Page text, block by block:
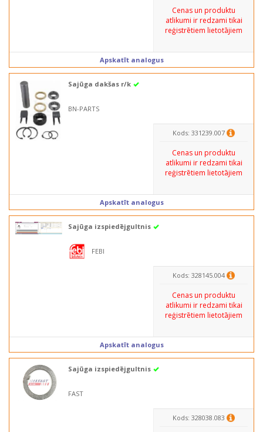
Cenas un produktu
atlikumi ir redzami tikai
reģistrētiem lietotājiem
Apskatīt analogus
Sajūga dakšas r/k
BN-PARTS
Kods: 331239.007
Cenas un produktu
atlikumi ir redzami tikai
reģistrētiem lietotājiem
Apskatīt analogus
Sajūga izspiedējgultnis
FEBI
Kods: 328145.004
Cenas un produktu
atlikumi ir redzami tikai
reģistrētiem lietotājiem
Apskatīt analogus
Sajūga izspiedējgultnis
FAST
Kods: 328038.083